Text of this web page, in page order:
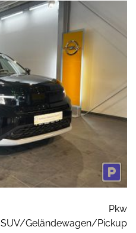
Pkw
SUV/Geländewagen/Pickup